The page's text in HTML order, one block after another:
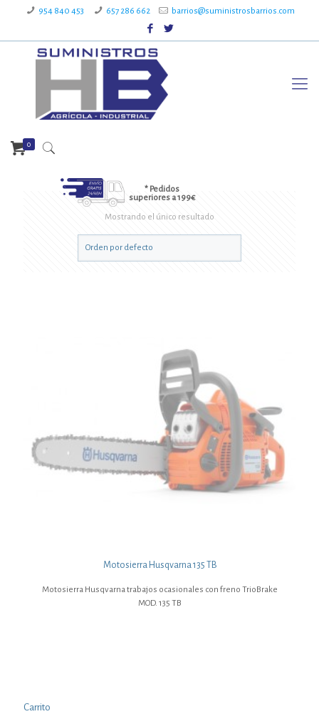
954 840 453 657 286 662 barrios@suministrosbarrios.com
* Pedidos
superiores a 199€
0
Mostrando el único resultado
Motosierra Husqvarna 135 TB
Motosierra Husqvarna trabajos ocasionales con freno TrioBrake
MOD. 135 TB
Carrito